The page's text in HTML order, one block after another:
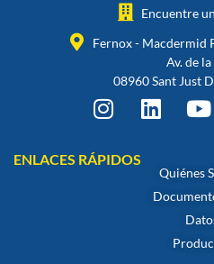
Encuentre
Fernox - Macdermid
Av. de
08960 Sant Just
ENLACES RÁPIDOS
Quiénes